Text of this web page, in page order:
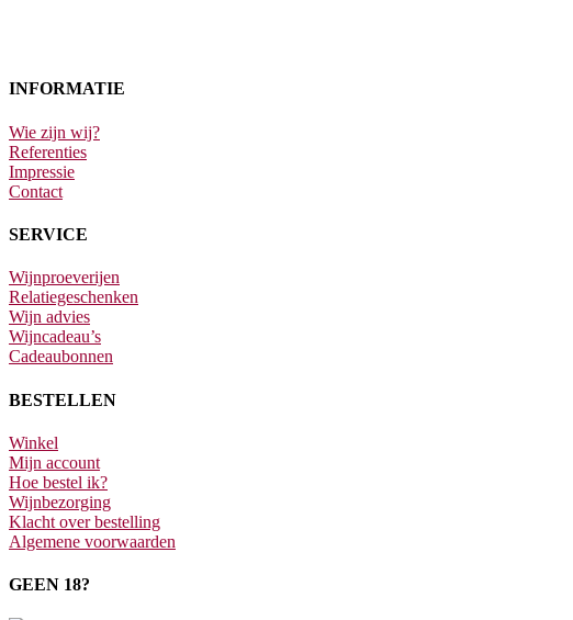
INFORMATIE
Wie zijn wij?
Referenties
Impressie
Contact
SERVICE
Wijnproeverijen
Relatiegeschenken
Wijn advies
Wijncadeau’s
Cadeaubonnen
BESTELLEN
Winkel
Mijn account
Hoe bestel ik?
Wijnbezorging
Klacht over bestelling
Algemene voorwaarden
GEEN 18?